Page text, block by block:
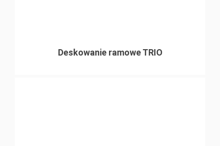
Deskowanie ramowe TRIO